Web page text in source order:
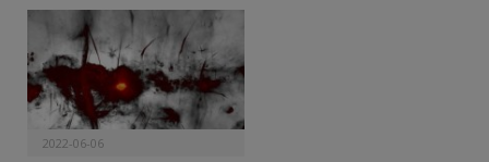
2022-06-06